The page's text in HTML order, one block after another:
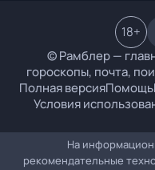
© Рамблер —
гороскопы, почта,
Полная версияПомощь
Условия
18+
На
рекомендательные